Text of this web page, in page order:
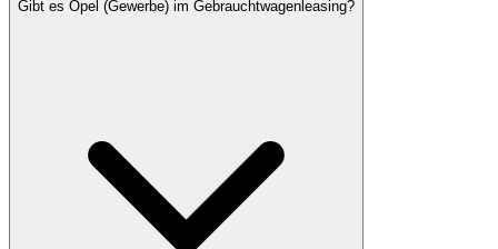
Gibt es Opel (Gewerbe) im Gebrauchtwagenleasing?